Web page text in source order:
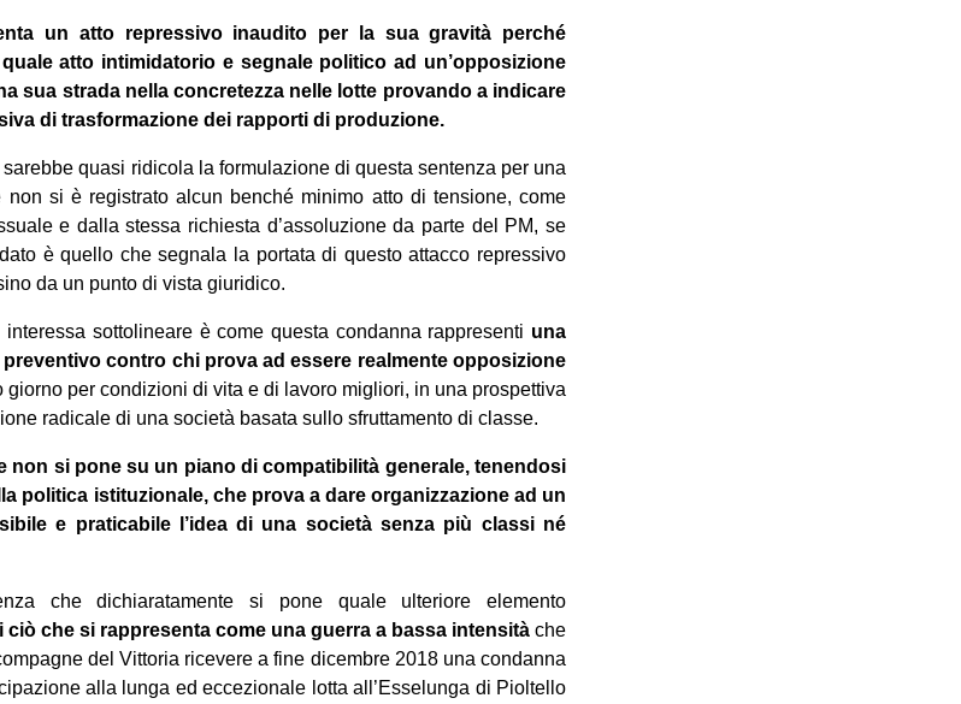
un atto repressivo inaudito per la sua gravità perché
atto intimidatorio e segnale politico ad un’opposizione
sua strada nella concretezza nelle lotte provando a indicare
di trasformazione dei rapporti di produzione.
quasi ridicola la formulazione di questa sentenza per una
si è registrato alcun benché minimo atto di tensione, come
e dalla stessa richiesta d’assoluzione da parte del PM, se
è quello che segnala la portata di questo attacco repressivo
da un punto di vista giuridico.
interessa sottolineare è come questa condanna rappresenti una
contro chi prova ad essere realmente opposizione
giorno per condizioni di vita e di lavoro migliori, in una prospettiva
radicale di una società basata sullo sfruttamento di classe.
non si pone su un piano di compatibilità generale, tenendosi
politica istituzionale, che prova a dare organizzazione ad un
e praticabile l’idea di una società senza più classi né
che dichiaratamente si pone quale ulteriore elemento
ciò che si rappresenta come una guerra a bassa intensità che
del Vittoria ricevere a fine dicembre 2018 una condanna
alla lunga ed eccezionale lotta all’Esselunga di Pioltello